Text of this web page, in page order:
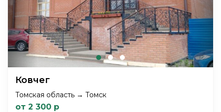
Ковчег
Томская область → Томск
от 2 300 р